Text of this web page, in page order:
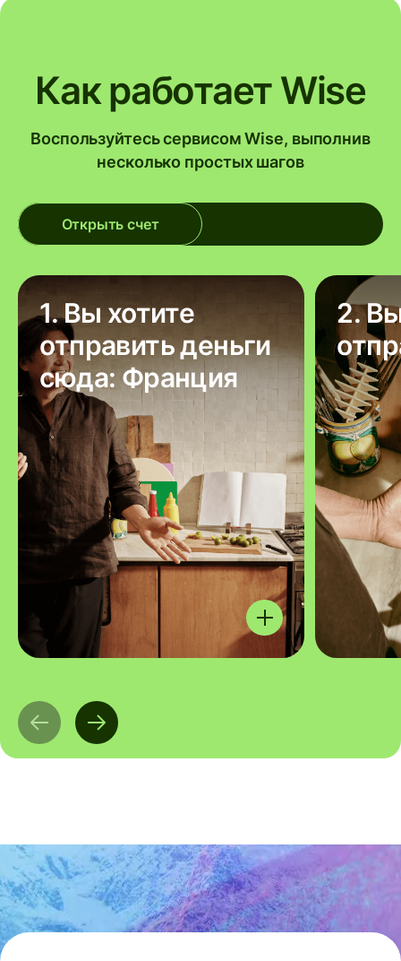
Как работает Wise
Воспользуйтесь сервисом Wise, выполнив
несколько простых шагов
Открыть счет
1. Вы хотите
отправить деньги
сюда: Франция
2.